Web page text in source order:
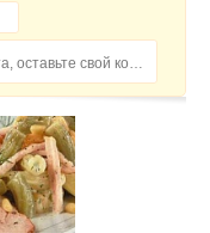
Домохозяйка, пожалуйста, оставьте свой комментарий...